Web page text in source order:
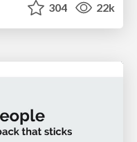
304 22k